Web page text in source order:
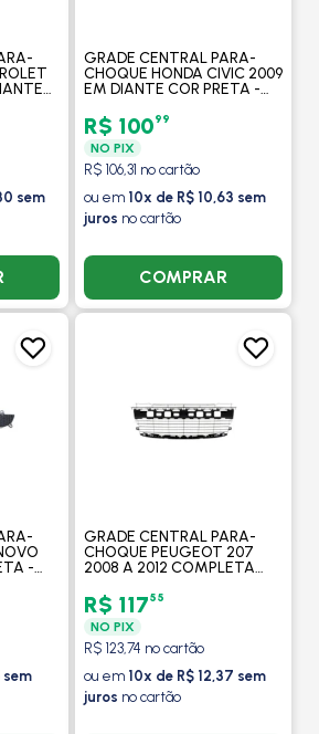
sem
GRADE CENTRAL PARA-
CHOQUE HONDA CIVIC 2009
EM DIANTE COR PRETA -
R$ 10099
NO PIX
R$ 106,31 no cartão
ou em 10x de R$ 10,63 sem
juros no cartão
COMPRAR
-
sem
GRADE CENTRAL PARA-
CHOQUE PEUGEOT 207
2008 A 2012 COMPLETA
R$ 11755
NO PIX
R$ 123,74 no cartão
ou em 10x de R$ 12,37 sem
juros no cartão